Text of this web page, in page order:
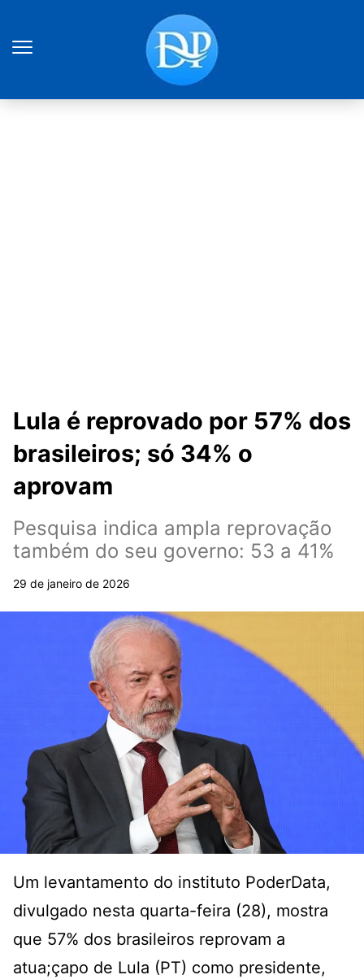
Lula é reprovado por 57% dos
brasileiros; só 34% o
aprovam
Pesquisa indica ampla reprovação
também do seu governo: 53 a 41%
29 de janeiro de 2026
Um levantamento do instituto PoderData,
divulgado nesta quarta-feira (28), mostra
que 57% dos brasileiros reprovam a
atua;çapo de Lula (PT) como presidente,